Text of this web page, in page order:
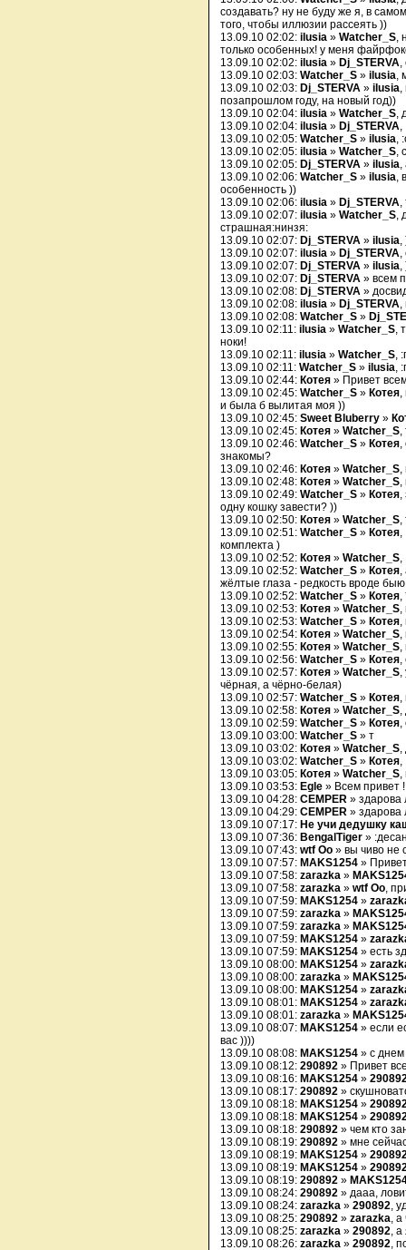
создавать? ну не буду же я, в
того, чтобы иллюзии рассеять ))
13.09.10 02:02: ilusia » Watcher_S,
только особенных! у меня
13.09.10 02:02: ilusia » Dj_STERVA,
13.09.10 02:03: Watcher_S » ilusia,
13.09.10 02:03: Dj_STERVA » ilusia,
позапрошлом году, на новый год))
13.09.10 02:04: ilusia » Watcher_S,
13.09.10 02:04: ilusia » Dj_STERVA,
13.09.10 02:05: Watcher_S » ilusia,
13.09.10 02:05: ilusia » Watcher_S,
13.09.10 02:05: Dj_STERVA » ilusia,
13.09.10 02:06: Watcher_S » ilusia,
особенность ))
13.09.10 02:06: ilusia » Dj_STERVA,
13.09.10 02:07: ilusia » Watcher_S,
страшная:нинзя:
13.09.10 02:07: Dj_STERVA » ilusia,
13.09.10 02:07: ilusia » Dj_STERVA,
13.09.10 02:07: Dj_STERVA » ilusia,
13.09.10 02:07: Dj_STERVA » всем
13.09.10 02:08: Dj_STERVA »
13.09.10 02:08: ilusia » Dj_STERVA,
13.09.10 02:08: Watcher_S »
13.09.10 02:11: ilusia » Watcher_S,
ноки!
13.09.10 02:11: ilusia » Watcher_S,
13.09.10 02:11: Watcher_S » ilusia,
13.09.10 02:44: Котея » Привет
13.09.10 02:45: Watcher_S » Котея,
и была б вылитая моя ))
13.09.10 02:45: Sweet Bluberry »
13.09.10 02:45: Котея » Watcher_S,
13.09.10 02:46: Watcher_S » Котея,
знакомы?
13.09.10 02:46: Котея » Watcher_S,
13.09.10 02:48: Котея » Watcher_S,
13.09.10 02:49: Watcher_S » Котея,
одну кошку завести? ))
13.09.10 02:50: Котея » Watcher_S,
13.09.10 02:51: Watcher_S » Котея,
комплекта )
13.09.10 02:52: Котея » Watcher_S,
13.09.10 02:52: Watcher_S » Котея,
жёлтые глаза - редкость вроде быю
13.09.10 02:52: Watcher_S » Котея,
13.09.10 02:53: Котея » Watcher_S,
13.09.10 02:53: Watcher_S » Котея,
13.09.10 02:54: Котея » Watcher_S,
13.09.10 02:55: Котея » Watcher_S,
13.09.10 02:56: Watcher_S » Котея,
13.09.10 02:57: Котея » Watcher_S,
чёрная, а чёрно-белая)
13.09.10 02:57: Watcher_S » Котея,
13.09.10 02:58: Котея » Watcher_S,
13.09.10 02:59: Watcher_S » Котея,
13.09.10 03:00: Watcher_S » т
13.09.10 03:02: Котея » Watcher_S,
13.09.10 03:02: Watcher_S » Котея,
13.09.10 03:05: Котея » Watcher_S,
13.09.10 03:53: Egle » Всем привет !
13.09.10 04:28: CEMPER » здарова
13.09.10 04:29: CEMPER » здарова
13.09.10 07:17: Не учи дедушку
13.09.10 07:36: BengalTiger »
13.09.10 07:43: wtf Oo » вы чиво не
13.09.10 07:57: MAKS1254 »
13.09.10 07:58: zarazka »
13.09.10 07:58: zarazka » wtf Oo,
13.09.10 07:59: MAKS1254 »
13.09.10 07:59: zarazka »
13.09.10 07:59: zarazka »
13.09.10 07:59: MAKS1254 »
13.09.10 07:59: MAKS1254 » есть
13.09.10 08:00: MAKS1254 »
13.09.10 08:00: zarazka »
13.09.10 08:00: MAKS1254 »
13.09.10 08:01: MAKS1254 »
13.09.10 08:01: zarazka »
13.09.10 08:07: MAKS1254 » если
вас ))))
13.09.10 08:08: MAKS1254 » с днем
13.09.10 08:12: 290892 » Привет
13.09.10 08:16: MAKS1254 »
13.09.10 08:17: 290892 »
13.09.10 08:18: MAKS1254 »
13.09.10 08:18: MAKS1254 »
13.09.10 08:18: 290892 » чем кто
13.09.10 08:19: 290892 » мне
13.09.10 08:19: MAKS1254 »
13.09.10 08:19: MAKS1254 »
13.09.10 08:19: 290892 »
13.09.10 08:24: 290892 » дааа,
13.09.10 08:24: zarazka » 290892,
13.09.10 08:25: 290892 » zarazka, а
13.09.10 08:25: zarazka » 290892, а
13.09.10 08:26: zarazka » 290892,